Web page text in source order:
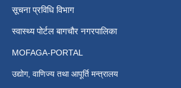
सूचना प्रविधि विभाग
स्वास्थ्य पोर्टल बागचौर नगरपालिका
MOFAGA-PORTAL
उद्योग, वाणिज्य तथा आपूर्ति मन्त्रालय